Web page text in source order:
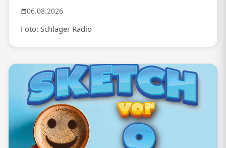
06.08.2026
Foto: Schlager Radio